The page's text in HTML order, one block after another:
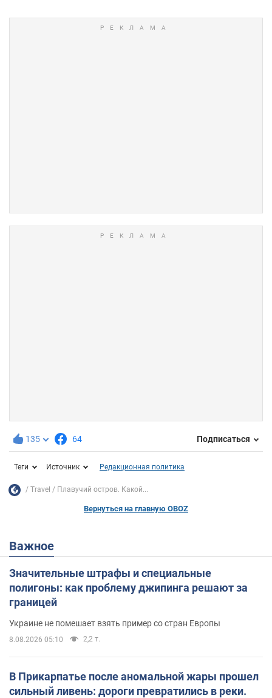
135 64 Подписаться
Теги Источник Редакционная политика
Travel Плавучий остров. Какой...
Вернуться на главную OBOZ
Важное
Значительные штрафы и специальные
полигоны: как проблему джипинга решают за
границей
Украине не помешает взять пример со стран Европы
8.08.2026 05:10 2,2 т.
В Прикарпатье после аномальной жары прошел
сильный ливень: дороги превратились в реки.